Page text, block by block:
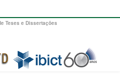
Teses e Dissertações